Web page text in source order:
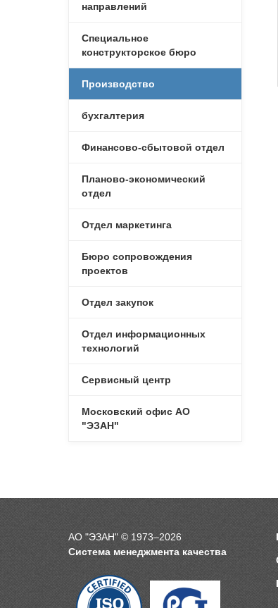
направлений
Специальное
конструкторское бюро
Производство
бухгалтерия
Финансово-сбытовой отдел
Планово-экономический
отдел
Отдел маркетинга
Бюро сопровождения
проектов
Отдел закупок
Отдел информационных
технологий
Сервисный центр
Московский офис АО
"ЭЗАН"
АО "ЭЗАН" © 1973–2026
Система менеджмента качества